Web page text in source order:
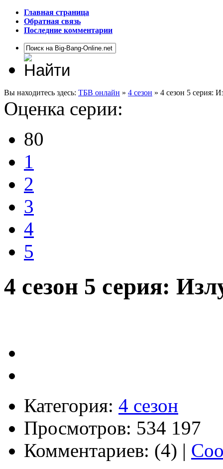
Главная страница
Обратная связь
Последние комментарии
Вы находитесь здесь: ТБВ онлайн » 4 сезон » 4 сезон 5 серия:
Оценка серии:
80
1
2
3
4
5
4 сезон 5 серия:
Категория: 4 сезон
Просмотров: 534 197
Комментариев: (4) |